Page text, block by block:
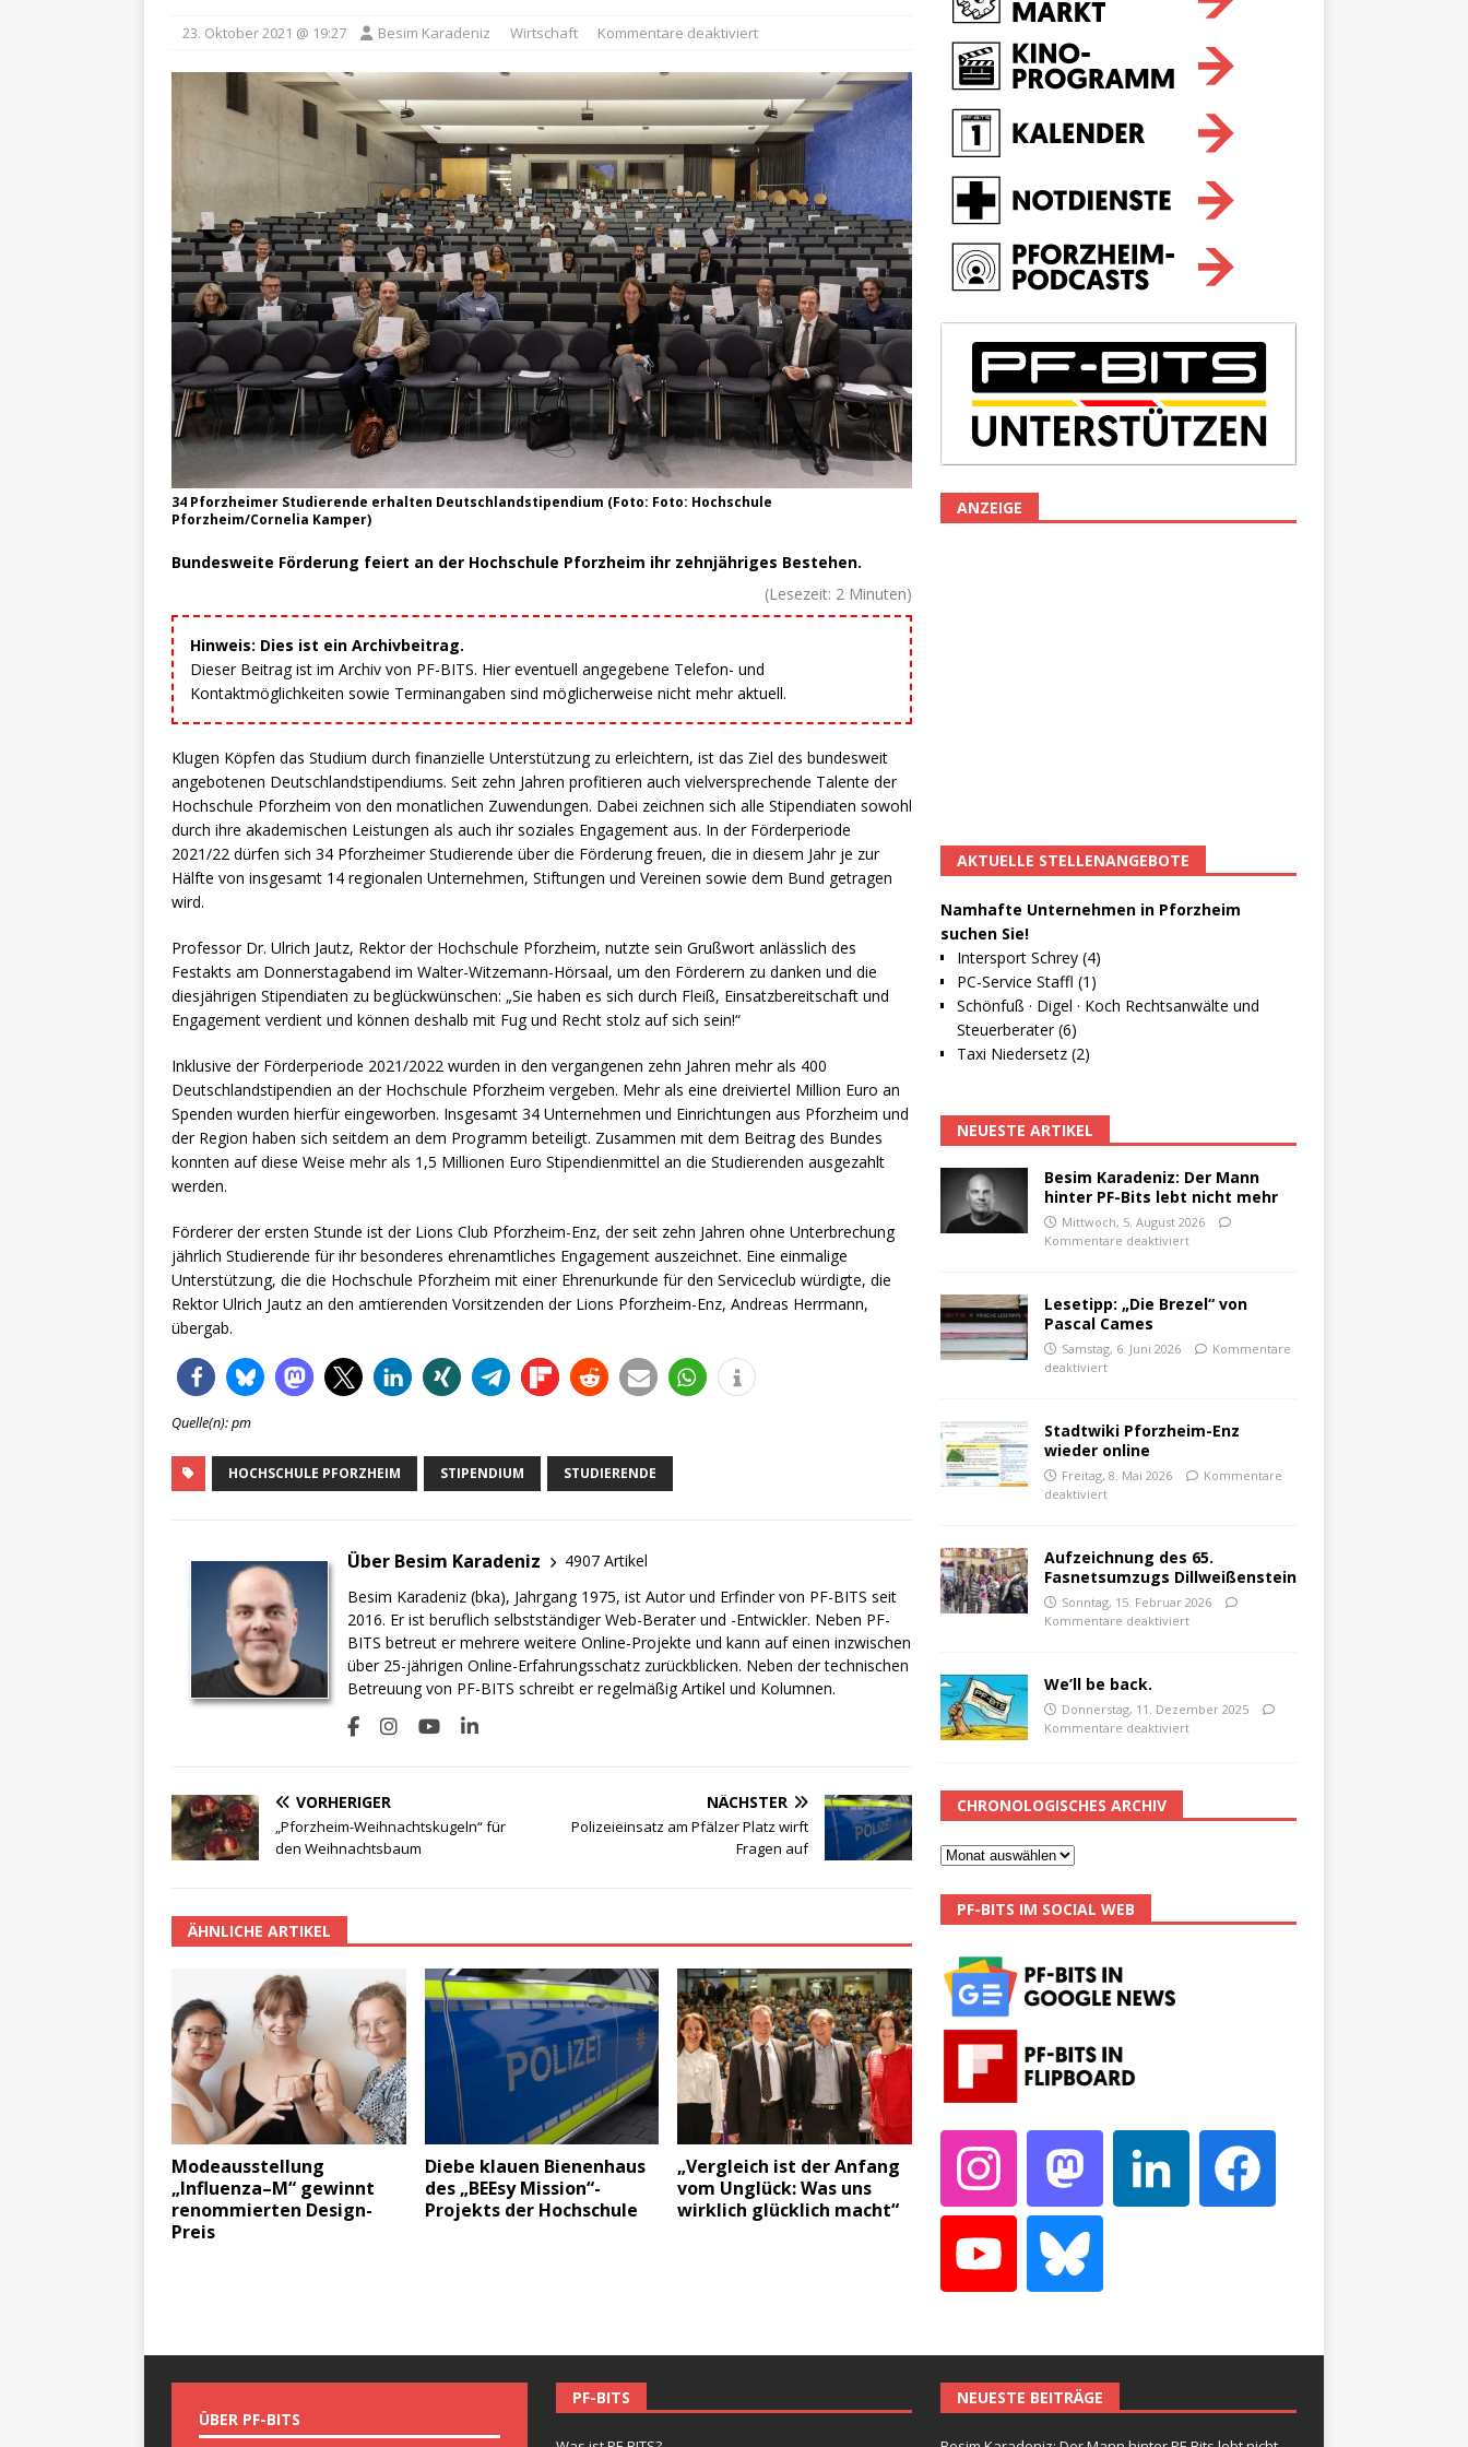
23. Oktober 2021 @ 19:27 Besim Karadeniz Wirtschaft Kommentare deaktiviert
34 Pforzheimer Studierende erhalten Deutschlandstipendium (Foto: Foto: Hochschule
Pforzheim/Cornelia Kamper)
Bundesweite Förderung feiert an der Hochschule Pforzheim ihr zehnjähriges Bestehen.
(Lesezeit: 2 Minuten)
Hinweis: Dies ist ein Archivbeitrag.
Dieser Beitrag ist im Archiv von PF-BITS. Hier eventuell angegebene Telefon- und
Kontaktmöglichkeiten sowie Terminangaben sind möglicherweise nicht mehr aktuell.
Klugen Köpfen das Studium durch finanzielle Unterstützung zu erleichtern, ist das Ziel des bundesweit
angebotenen Deutschlandstipendiums. Seit zehn Jahren profitieren auch vielversprechende Talente der
Hochschule Pforzheim von den monatlichen Zuwendungen. Dabei zeichnen sich alle Stipendiaten sowohl
durch ihre akademischen Leistungen als auch ihr soziales Engagement aus. In der Förderperiode
2021/22 dürfen sich 34 Pforzheimer Studierende über die Förderung freuen, die in diesem Jahr je zur
Hälfte von insgesamt 14 regionalen Unternehmen, Stiftungen und Vereinen sowie dem Bund getragen
wird.
Professor Dr. Ulrich Jautz, Rektor der Hochschule Pforzheim, nutzte sein Grußwort anlässlich des
Festakts am Donnerstagabend im Walter-Witzemann-Hörsaal, um den Förderern zu danken und die
diesjährigen Stipendiaten zu beglückwünschen: „Sie haben es sich durch Fleiß, Einsatzbereitschaft und
Engagement verdient und können deshalb mit Fug und Recht stolz auf sich sein!“
Inklusive der Förderperiode 2021/2022 wurden in den vergangenen zehn Jahren mehr als 400
Deutschlandstipendien an der Hochschule Pforzheim vergeben. Mehr als eine dreiviertel Million Euro an
Spenden wurden hierfür eingeworben. Insgesamt 34 Unternehmen und Einrichtungen aus Pforzheim und
der Region haben sich seitdem an dem Programm beteiligt. Zusammen mit dem Beitrag des Bundes
konnten auf diese Weise mehr als 1,5 Millionen Euro Stipendienmittel an die Studierenden ausgezahlt
werden.
Förderer der ersten Stunde ist der Lions Club Pforzheim-Enz, der seit zehn Jahren ohne Unterbrechung
jährlich Studierende für ihr besonderes ehrenamtliches Engagement auszeichnet. Eine einmalige
Unterstützung, die die Hochschule Pforzheim mit einer Ehrenurkunde für den Serviceclub würdigte, die
Rektor Ulrich Jautz an den amtierenden Vorsitzenden der Lions Pforzheim-Enz, Andreas Herrmann,
übergab.
Quelle(n): pm
HOCHSCHULE PFORZHEIM STIPENDIUM STUDIERENDE
Über Besim Karadeniz
4907 Artikel
Besim Karadeniz (bka), Jahrgang 1975, ist Autor und Erfinder von PF-BITS seit
2016. Er ist beruflich selbstständiger Web-Berater und -Entwickler. Neben PF-
BITS betreut er mehrere weitere Online-Projekte und kann auf einen inzwischen
über 25-jährigen Online-Erfahrungsschatz zurückblicken. Neben der technischen
Betreuung von PF-BITS schreibt er regelmäßig Artikel und Kolumnen.
VORHERIGER
„Pforzheim-Weihnachtskugeln“ für
den Weihnachtsbaum
NÄCHSTER
Polizeieinsatz am Pfälzer Platz wirft
Fragen auf
ÄHNLICHE ARTIKEL
Modeausstellung
„Influenza–M“ gewinnt
renommierten Design-
Preis
Diebe klauen Bienenhaus
des „BEEsy Mission“-
Projekts der Hochschule
„Vergleich ist der Anfang
vom Unglück: Was uns
wirklich glücklich macht“
ANZEIGE
AKTUELLE STELLENANGEBOTE
Namhafte Unternehmen in Pforzheim
suchen Sie!
Intersport Schrey (4)
PC-Service Staffl (1)
Schönfuß · Digel · Koch Rechtsanwälte und
Steuerberater (6)
Taxi Niedersetz (2)
NEUESTE ARTIKEL
Besim Karadeniz: Der Mann
hinter PF-Bits lebt nicht mehr
Mittwoch, 5. August 2026
Kommentare deaktiviert
Lesetipp: „Die Brezel“ von
Pascal Cames
Samstag, 6. Juni 2026
Kommentare
deaktiviert
Stadtwiki Pforzheim-Enz
wieder online
Freitag, 8. Mai 2026
Kommentare
deaktiviert
Aufzeichnung des 65.
Fasnetsumzugs Dillweißenstein
Sonntag, 15. Februar 2026
Kommentare deaktiviert
We’ll be back.
Donnerstag, 11. Dezember 2025
Kommentare deaktiviert
CHRONOLOGISCHES ARCHIV
PF-BITS IM SOCIAL WEB
ÜBER PF-BITS
PF-BITS NEUESTE BEITRÄGE